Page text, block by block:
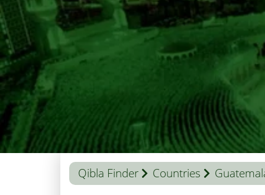
Qibla Finder Countries